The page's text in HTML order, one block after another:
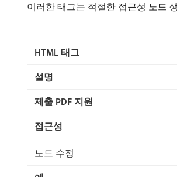
이러한 태그는 적절한 접근성 노드
노드 수정